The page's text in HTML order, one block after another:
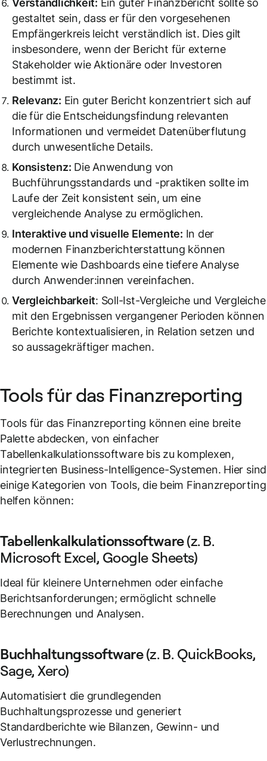
Verständlichkeit: Ein guter Finanzbericht sollte so
gestaltet sein, dass er für den vorgesehenen
Empfängerkreis leicht verständlich ist. Dies gilt
insbesondere, wenn der Bericht für externe
Stakeholder wie Aktionäre oder Investoren
bestimmt ist.
Relevanz: Ein guter Bericht konzentriert sich auf
die für die Entscheidungsfindung relevanten
Informationen und vermeidet Datenüberflutung
durch unwesentliche Details.
Konsistenz: Die Anwendung von
Buchführungsstandards und -praktiken sollte im
Laufe der Zeit konsistent sein, um eine
vergleichende Analyse zu ermöglichen.
Interaktive und visuelle Elemente: In der
modernen Finanzberichterstattung können
Elemente wie Dashboards eine tiefere Analyse
durch Anwender:innen vereinfachen.
Vergleichbarkeit: Soll-Ist-Vergleiche und Vergleiche
mit den Ergebnissen vergangener Perioden können
Berichte kontextualisieren, in Relation setzen und
so aussagekräftiger machen.
Tools für das Finanzreporting
Tools für das Finanzreporting können eine breite
Palette abdecken, von einfacher
Tabellenkalkulationssoftware bis zu komplexen,
integrierten Business-Intelligence-Systemen. Hier sind
einige Kategorien von Tools, die beim Finanzreporting
helfen können:
Tabellenkalkulationssoftware(z. B.
Microsoft Excel, Google Sheets)
Ideal für kleinere Unternehmen oder einfache
Berichtsanforderungen; ermöglicht schnelle
Berechnungen und Analysen.
Buchhaltungssoftware(z. B. QuickBooks,
Sage, Xero)
Automatisiert die grundlegenden
Buchhaltungsprozesse und generiert
Standardberichte wie Bilanzen, Gewinn- und
Verlustrechnungen.